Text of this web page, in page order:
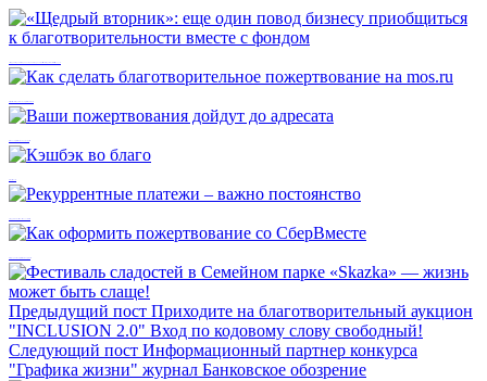
Предыдущий пост Приходите на благотворительный аукцион
"INCLUSION 2.0" Вход по кодовому слову свободный!
Следующий пост Информационный партнер конкурса
"Графика жизни" журнал Банковское обозрение